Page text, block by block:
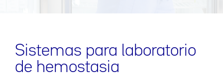
Sistemas para laboratorio
de hemostasia